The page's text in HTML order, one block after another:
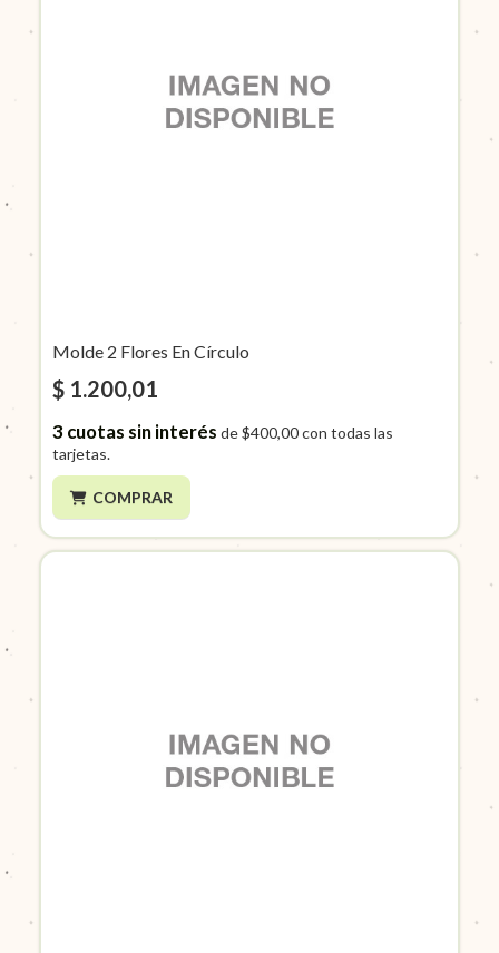
Molde 2 Flores En Círculo
$ 1.200,01
3cuotas sin interés de$400,00con todas las
tarjetas.
COMPRAR